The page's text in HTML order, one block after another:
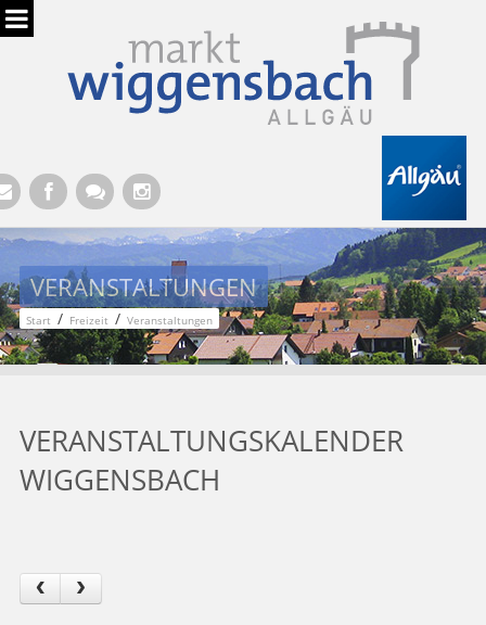
VERANSTALTUNGEN
Start / Freizeit / Veranstaltungen
VERANSTALTUNGSKALENDER
WIGGENSBACH